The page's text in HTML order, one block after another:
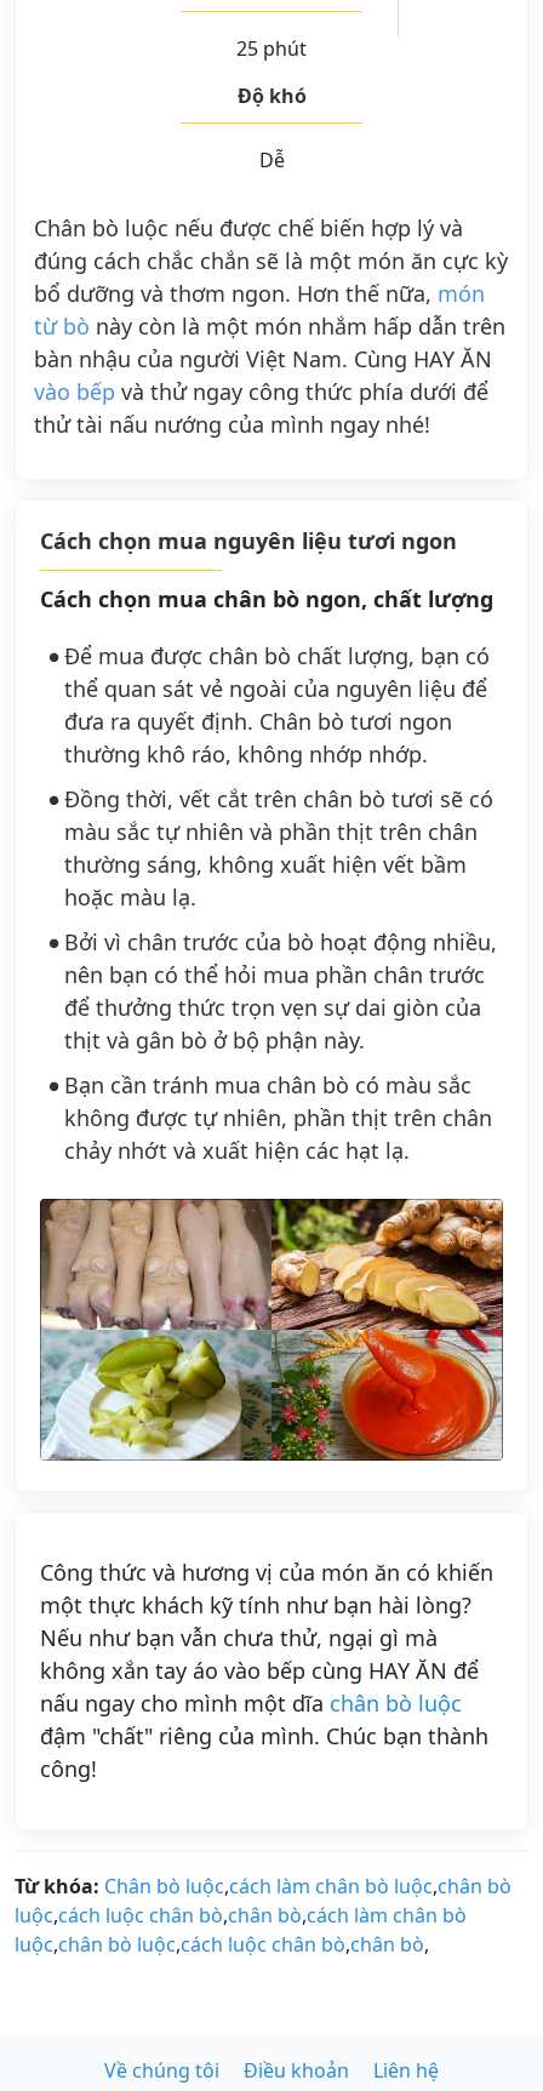
25 phút
Độ khó
Dễ
Chân bò luộc nếu được chế biến hợp lý và
đúng cách chắc chắn sẽ là một món ăn cực kỳ
bổ dưỡng và thơm ngon. Hơn thế nữa, món
từ bò này còn là một món nhắm hấp dẫn trên
bàn nhậu của người Việt Nam. Cùng HAY ĂN
vào bếp và thử ngay công thức phía dưới để
thử tài nấu nướng của mình ngay nhé!
Cách chọn mua nguyên liệu tươi ngon
Cách chọn mua chân bò ngon, chất lượng
Để mua được chân bò chất lượng, bạn có
thể quan sát vẻ ngoài của nguyên liệu để
đưa ra quyết định. Chân bò tươi ngon
thường khô ráo, không nhớp nhớp.
Đồng thời, vết cắt trên chân bò tươi sẽ có
màu sắc tự nhiên và phần thịt trên chân
thường sáng, không xuất hiện vết bầm
hoặc màu lạ.
Bởi vì chân trước của bò hoạt động nhiều,
nên bạn có thể hỏi mua phần chân trước
để thưởng thức trọn vẹn sự dai giòn của
thịt và gân bò ở bộ phận này.
Bạn cần tránh mua chân bò có màu sắc
không được tự nhiên, phần thịt trên chân
chảy nhớt và xuất hiện các hạt lạ.
Công thức và hương vị của món ăn có khiến
một thực khách kỹ tính như bạn hài lòng?
Nếu như bạn vẫn chưa thử, ngại gì mà
không xắn tay áo vào bếp cùng HAY ĂN để
nấu ngay cho mình một dĩa chân bò luộc
đậm "chất" riêng của mình. Chúc bạn thành
công!
Từ khóa: Chân bò luộc,cách làm chân bò luộc,chân bò
luộc,cách luộc chân bò,chân bò,cách làm chân bò
luộc,chân bò luộc,cách luộc chân bò,chân bò,
Về chúng tôi Điều khoản Liên hệ